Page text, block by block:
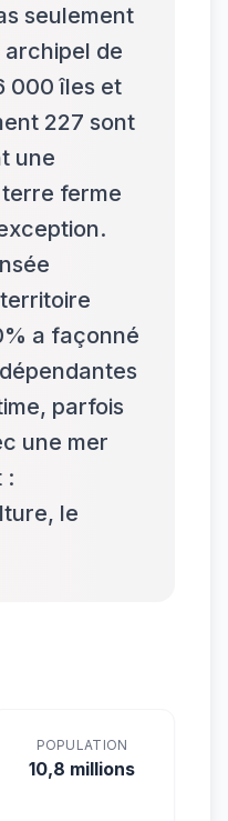
seulement
de
000 îles et
227 sont
une
ferme
a façonné
parfois
une mer
:
le
POPULATION
10,8 millions